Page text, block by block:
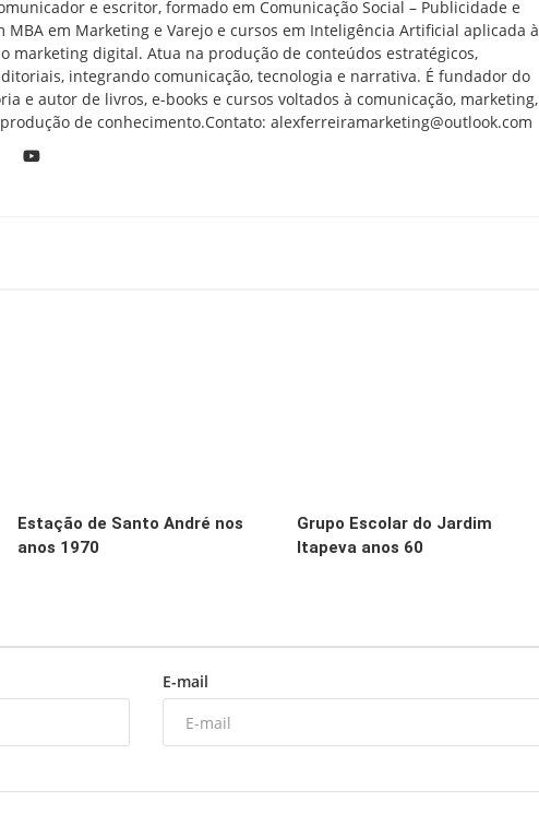
e escritor, formado em Comunicação Social – Publicidade e
MBA em Marketing e Varejo e cursos em Inteligência Artificial aplicada à
marketing digital. Atua na produção de conteúdos estratégicos,
integrando comunicação, tecnologia e narrativa. É fundador do
e autor de livros, e-books e cursos voltados à comunicação, marketing,
de conhecimento.Contato: alexferreiramarketing@outlook.com
Estação de Santo André nos
anos 1970
Grupo Escolar do Jardim
Itapeva anos 60
E-mail
São João
Fotos